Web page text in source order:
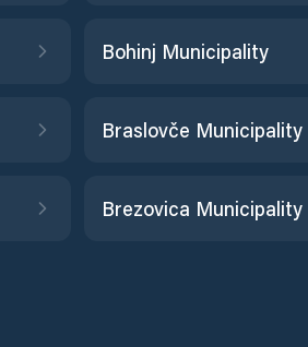
Bohinj Municipality
Braslovče Municipality
Brezovica Municipality